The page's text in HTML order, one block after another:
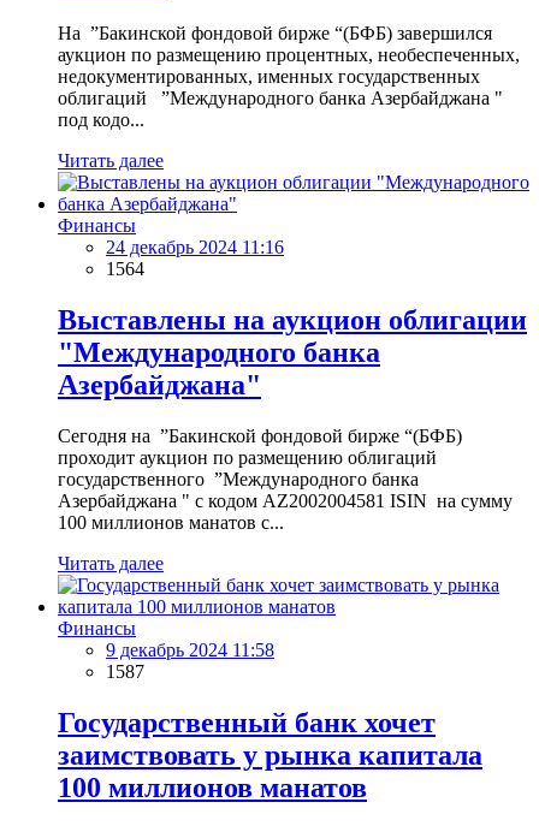
На ”Бакинской фондовой бирже “(БФБ) завершился
аукцион по размещению процентных, необеспеченных,
недокументированных, именных государственных
облигаций ”Международного банка Азербайджана "
под кодо...
Читать далее
Финансы
24 декабрь 2024 11:16
1564
Выставлены на аукцион облигации
"Международного банка
Азербайджана"
Сегодня на ”Бакинской фондовой бирже “(БФБ)
проходит аукцион по размещению облигаций
государственного ”Международного банка
Азербайджана " с кодом AZ2002004581 ISIN на сумму
100 миллионов манатов с...
Читать далее
Финансы
9 декабрь 2024 11:58
1587
Государственный банк хочет
заимствовать у рынка капитала
100 миллионов манатов